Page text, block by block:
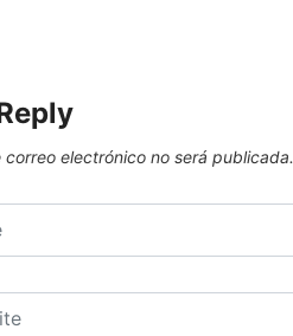
correo electrónico no será publicada.